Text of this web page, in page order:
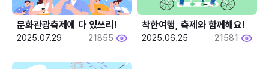
문화관광축제에 다 있쓰리!
2025.07.29 21855
착한여행, 축제와 함께해요!
2025.06.25 21581